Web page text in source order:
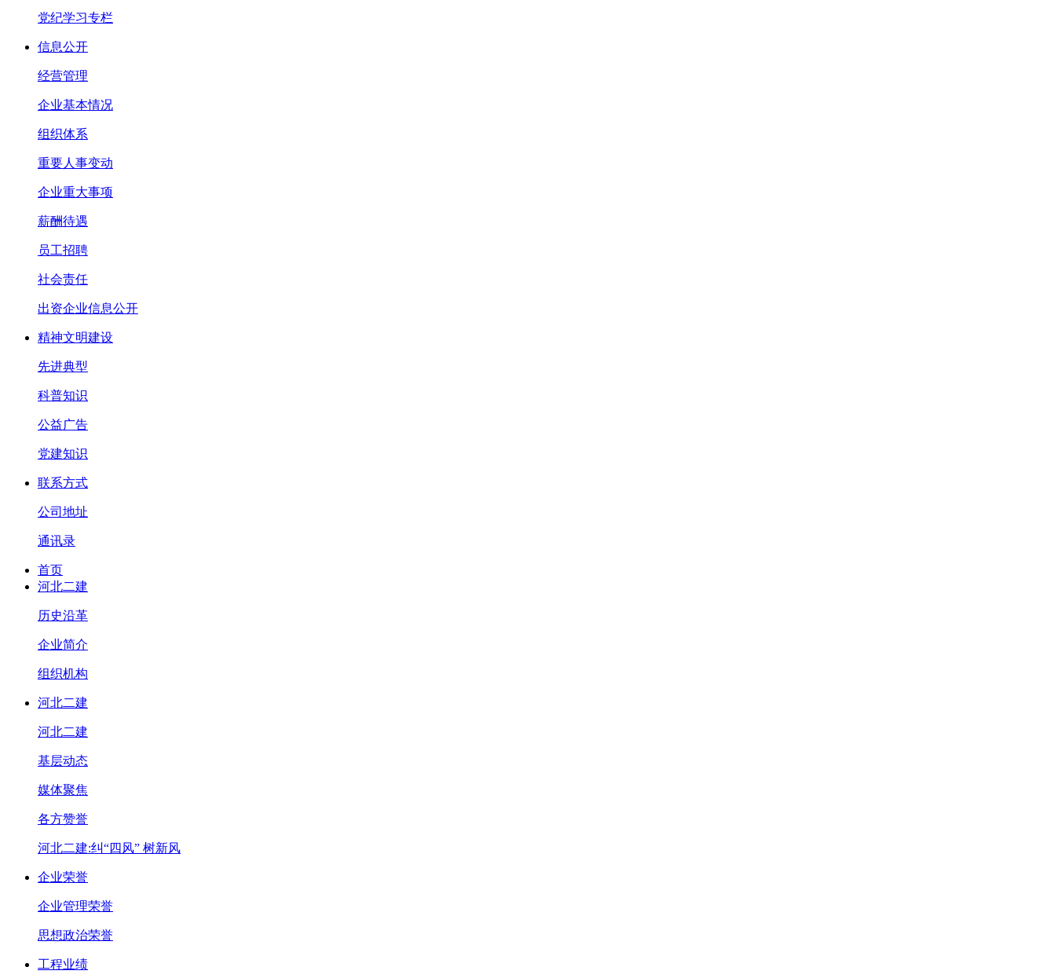
党纪学习专栏
信息公开
经营管理
企业基本情况
组织体系
重要人事变动
企业重大事项
薪酬待遇
员工招聘
社会责任
出资企业信息公开
精神文明建设
先进典型
科普知识
公益广告
党建知识
联系方式
公司地址
通讯录
首页
河北二建
历史沿革
企业简介
组织机构
河北二建
河北二建
基层动态
媒体聚焦
各方赞誉
河北二建:纠“四风” 树新风
企业荣誉
企业管理荣誉
思想政治荣誉
工程业绩